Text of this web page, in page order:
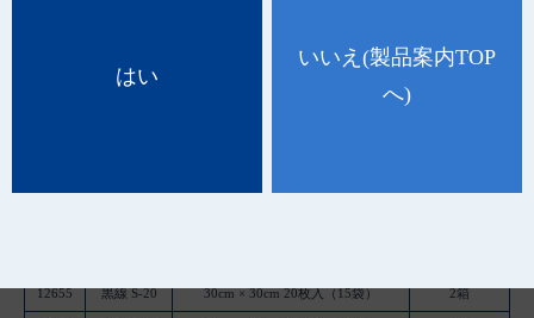
はい
いいえ(製品案内TOP
へ)
※X線造影糸に電気メスなどを近づけると、切れたり、引火する
12655 黒線 S-20 30cm × 30cm 20枚入（15袋） 2箱